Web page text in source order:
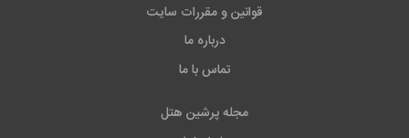
قوانین و مقررات سایت
درباره ما
تماس با ما
مجله پرشین هتل